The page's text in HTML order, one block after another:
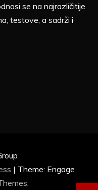
se na najrazličitije
testove, a sadrži i
| Theme: Engage